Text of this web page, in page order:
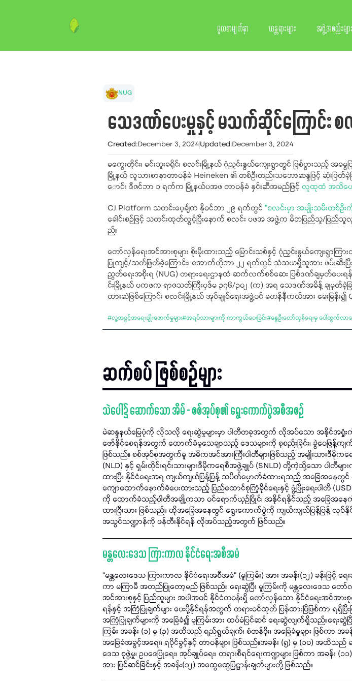
မူလစာမျက်နှာ ယန္တရားများ အဖွဲ့အစည်းများ
NUG
သေဒဏ်ပေးမှုနှင့် မသက်ဆိုင်ကြောင်း
Created:December 3, 2024Updated:December 3, 2024
မကွေးတိုင်း၊ မင်းဘူးခရိုင်၊ စလင်းမြို့နယ် ဂုံညှင်းနွယ်ကျေးရွာတွင် ဖြစ်ပွားသည့်
မြို့နယ် လူသားစာနာတာဝန်ခံ Heineken ၏ တစ်ဦးတည်းသဘောဆန္ဒဖြင့် ဆုံးဖြတ်
ောင်း ဒီဇင်ဘာ ၁ ရက်က မြို့နယ်ပအဖ တာဝန်ခံ နှင်းဆီအမည်ဖြင့် လူထုထံ အသိပေ
CJ Platform သတင်းပေ့ချ်က နိုဝင်ဘာ ၂၉ ရက်တွင် "စလင်းမှာ အမျိုးသမီးတစ်ဦ
ခေါင်းစဉ်ဖြင့် သတင်းထုတ်လွှင့်ပြီးနောက် စလင်း ပဖအ အဖွဲ့က မိဘပြည်သူ/ပြည်
ည်။
တော်လှန်ရေးအင်အားစုများ စိုးမိုးထားသည့် မြောင်းသစ်နှင့် ဂုံညှင်းနွယ်ကျေးရွာ
ပြုကျင့်/သတ်ဖြတ်ခဲ့ကြောင်း၊ အောက်တိုဘာ ၂၂ ရက်တွင် သံသယရှိသူအား ဖမ်းဆီးပ
ညွတ်ရေးအစိုးရ (NUG) တရားရေးဌာနထံ ဆက်လက်စစ်ဆေး ပြစ်ဒဏ်ချမှတ်ပ
င်းမြို့နယ် ပကဖက ရာဇသတ်ကြီးပုဒ်မ ၃၇၆/၃၀၂ (က) အရ သေဒဏ်အမိန့် ချမှတ်ခဲ့ခ
ထားဆဲဖြစ်ကြောင်း စလင်းမြို့နယ် အုပ်ချုပ်ရေးအဖွဲ့၀င် မဟန်နီကယ်အား မေးမြန်း
#လူ့အခွင့်အရေးချိုးဖောက်မှုများ#အရပ်သားများကို ကာကွယ်ပေးခြင်း#နွေဦးတော်လှန်ရေးမှ ပေါ်ထွက်လ
ဆက်စပ် ဖြစ်စဉ်များ
သဲပေါ်၌ ဆောက်သော အိမ် - စစ်အုပ်စု၏ ရွေးကောက်ပွဲအစီအစဉ်
မဲဆန္ဒနယ်မြေပုံကို လိုသလို​ ရေးဆွဲမှုများမှာ ပါတီတခုအတွက် လိုအပ်သော အနိုင်အ
ဖော်နိုင်စေရန်အတွက် ထောက်ခံမှုသေချာသည့် ဒေသများကို စုစည်းခြင်း၊ ခွဲဝေဖြန့်ကျက်
ဖြစ်သည်။ စစ်အုပ်စုအတွက်မူ အဓိကအင်အားကြီးပါတီများဖြစ်သည့်​ အမျိုးသားဒီမိုကရ
(NLD) နှင့် ရှမ်းတိုင်းရင်းသားများဒီမိုကရေစီအဖွဲ့ချုပ် (SNLD) တို့ကဲ့သို့သော ပါတီမျာ
ထားပြီး နိုင်ငံရေးအရ ကျယ်ကျယ်ပြန့်ပြန့် သပိတ်မှောက်ခံထားရသည့် အခြေအနေတွင်
ကျောထောက်နောက်ခံပေးထားသည့် ပြည်ထောင်စုကြံ့ခိုင်ရေးနှင့် ဖွံ့ဖြိုးရေးပါတီ
ကို ထောက်ခံသည့်ပါတီအချို့ကသာ ဝင်ရောက်ယှဉ်ပြိုင်၊ အနိုင်ရနိုင်သည့် အခြေအနေ
ထားပြီးသား ဖြစ်သည်။ ထိုအခြေအနေတွင် ရွေးကောက်ပွဲကို ကျယ်ကျယ်ပြန့်ပြန့် လုပ်
အသွင်သဏ္ဍာန်ကို ဖန်တီးနိုင်ရန် လိုအပ်သည့်အတွက် ဖြစ်သည်။
မန္တလေးဒေသ ကြားကာလ နိုင်ငံရေးအစီအမံ
“မန္တလေးဒေသ ကြားကာလ နိုင်ငံရေးအစီအမံ” (မူကြမ်း) အား အခန်း(၁၂) ခန်းဖြင့် ရေး
ကာ မကြာမီ အတည်ပြုတော့မည် ဖြစ်သည်။ ရေးဆွဲပြီး မူကြမ်းကို မန္တလေးဒေသ တော်
အင်အားစုနှင့် ပြည်သူများ အပါအဝင် နိုင်ငံတဝန်းရှိ တော်လှန်သော နိုင်ငံရေးအင်အားစု
ရန်နှင့် အကြံပြုချက်များ ပေးပို့နိုင်ရန်အတွက် တရားဝင်ထုတ် ပြန်ထားပြီဖြစ်ကာ ရရှိပြီး
အကြံပြုချက်များကို အခြေခံ၍ မူကြမ်းအား ထပ်မံပြင်ဆင် ရေးဆွဲလျက်ရှိသည်။ရေးဆွဲ
ကြမ်း အခန်း (၁) မှ (၃) အထိသည် ရည်ရွယ်ချက်၊ စံတန်ဖိုး၊ အခြေခံမူများ ဖြစ်ကာ အ
အခြေခံအခွင့်အရေး၊ ရပိုင်ခွင့်နှင့် တာဝန်များ ဖြစ်သည်။အခန်း (၅) မှ (၁၀) အထိသည် မ
ဒေသ စုဖွဲ့မှု၊ ဥပဒေပြုရေး၊ အုပ်ချုပ်ရေး၊ တရားစီရင်ရေးကဏ္ဍများ ဖြစ်ကာ အခန်း (
အား ပြင်ဆင်ခြင်းနှင့် အခန်း(၁၂) အထွေထွေပြဋ္ဌာန်းချက်များတို့ ဖြစ်သည်။